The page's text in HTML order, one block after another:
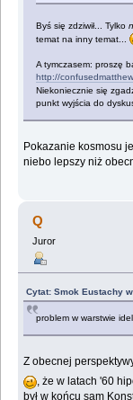
Byś się zdziwił... Tylko
temat na inny temat...
A tymczasem: proszę
http://
Niekoniecznie się
punkt wyjścia do
Pokazanie kosmosu
niebo lepszy niż
Q
Juror
Cytat: Smok Eustachy
problem w warstwie
Z obecnej
, że w latach '60
był w końcu sam